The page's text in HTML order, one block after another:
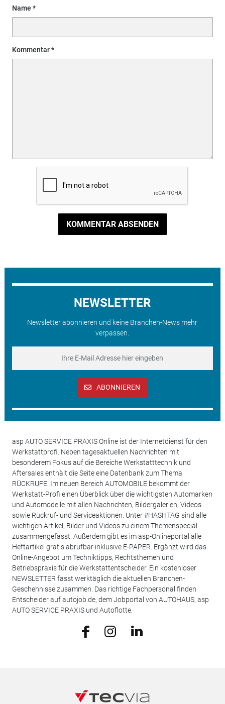
Name
Kommentar
KOMMENTAR ABSENDEN
NEWSLETTER
Newsletter abonnieren und keine Branchen-News mehr
verpassen.
ABONNIEREN
asp AUTO SERVICE PRAXIS Online ist der Internetdienst für den
Werkstattprofi. Neben tagesaktuellen Nachrichten mit
besonderem Fokus auf die Bereiche Werkstatttechnik und
Aftersales enthält die Seite eine Datenbank zum Thema
RÜCKRUFE. Im neuen Bereich AUTOMOBILE bekommt der
Werkstatt-Profi einen Überblick über die wichtigsten Automarken
und Automodelle mit allen Nachrichten, Bildergalerien, Videos
sowie Rückruf- und Serviceaktionen. Unter #HASHTAG sind alle
wichtigen Artikel, Bilder und Videos zu einem Themenspecial
zusammengefasst. Außerdem gibt es im asp-Onlineportal alle
Heftartikel gratis abrufbar inklusive E-PAPER. Ergänzt wird das
Online-Angebot um Techniktipps, Rechtsthemen und
Betriebspraxis für die Werkstattentscheider. Ein kostenloser
NEWSLETTER fasst werktäglich die aktuellen Branchen-
Geschehnisse zusammen. Das richtige Fachpersonal finden
Entscheider auf autojob.de, dem Jobportal von AUTOHAUS, asp
AUTO SERVICE PRAXIS und Autoflotte.